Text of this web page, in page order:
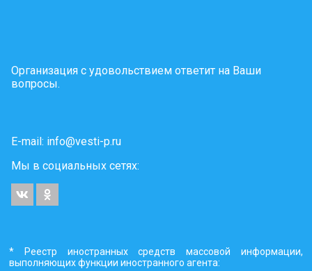
Организация с удовольствием ответит на Ваши
вопросы.
E-mail: info@vesti-p.ru
Мы в социальных сетях:
* Реестр иностранных средств массовой информации,
выполняющих функции иностранного агента: